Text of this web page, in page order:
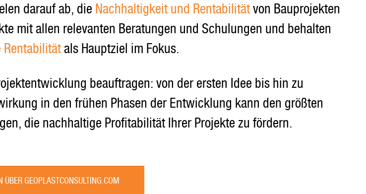
darauf ab, die Nachhaltigkeit und Rentabilitätvon Bauprojekten
mit allen relevanten Beratungen und Schulungen und behalten
Rentabilitätals Hauptziel im Fokus.
beauftragen: von der ersten Idee bis hin zu
in den frühen Phasen der Entwicklung kann den größten
die nachhaltige Profitabilität Ihrer Projekte zu fördern.
ÜBER GEOPLASTCONSULTING.COM